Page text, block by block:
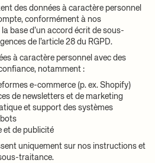
des données à caractère personnel
conformément à nos
base d’un accord écrit de sous-
de l’article 28 du RGPD.
à caractère personnel avec des
notamment :
e-commerce (p. ex. Shopify)
de newsletters et de marketing
et support des systèmes
et de publicité
uniquement sur nos instructions et
traitance.